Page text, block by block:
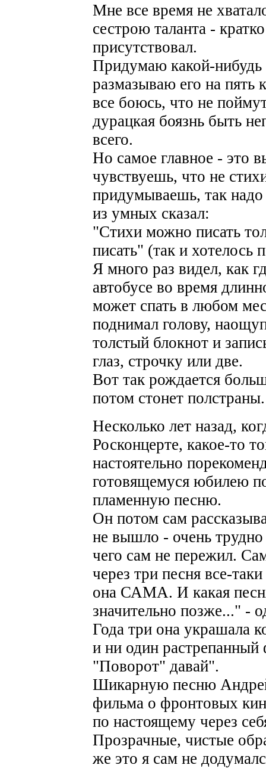
Мне все время не
сестрою таланта -
присутствовал.
Придумаю какой-
размазываю его на
все боюсь, что не
дурацкая боязнь быть
всего.
Но самое главное - это
чувствуешь, что не
придумываешь, так
из умных сказал:
"Стихи можно писать
писать" (так и хотелось
Я много раз видел, как
автобусе во время
может спать в любом
поднимал голову,
толстый блокнот и
глаз, строчку или две.
Вот так рождается
потом стонет
Несколько лет назад,
Росконцерте, какое-то
настоятельно
готовящемуся юбилею
пламенную песню.
Он потом сам
не вышло - очень
чего сам не пережил.
через три песня все-
она САМА. И какая
значительно позже..." -
Года три она украшала
и ни один растрепанный
"Поворот" давай".
Шикарную песню
фильма о фронтовых
по настоящему через
Прозрачные, чистые
же это я сам не